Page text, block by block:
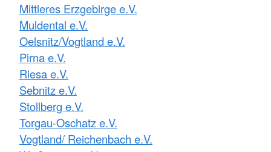
Mittleres Erzgebirge e.V.
Muldental e.V.
Oelsnitz/Vogtland e.V.
Pirna e.V.
Riesa e.V.
Sebnitz e.V.
Stollberg e.V.
Torgau-Oschatz e.V.
Vogtland/ Reichenbach e.V.